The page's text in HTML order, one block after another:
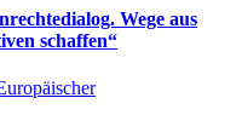
Wege aus
schaffen“